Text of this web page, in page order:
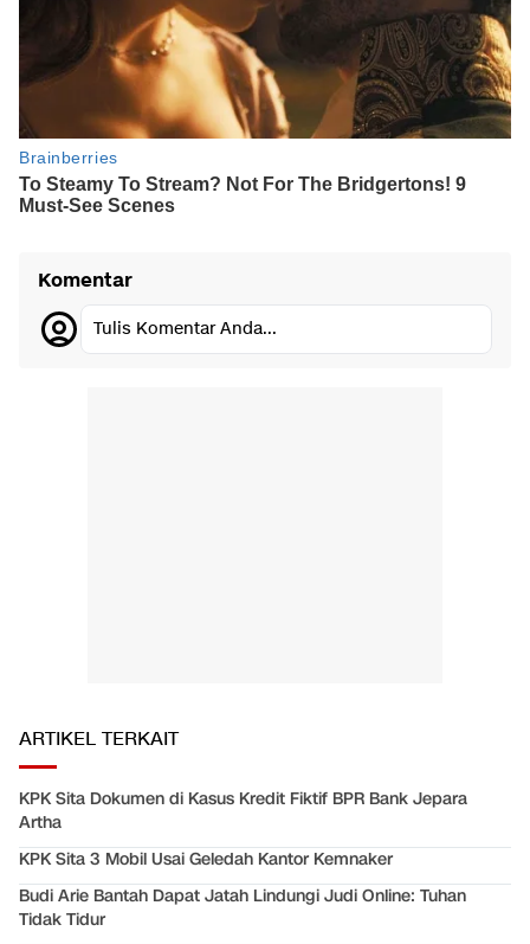
Komentar
Tulis Komentar Anda...
ARTIKEL TERKAIT
KPK Sita Dokumen di Kasus Kredit Fiktif BPR Bank Jepara
Artha
KPK Sita 3 Mobil Usai Geledah Kantor Kemnaker
Budi Arie Bantah Dapat Jatah Lindungi Judi Online: Tuhan
Tidak Tidur